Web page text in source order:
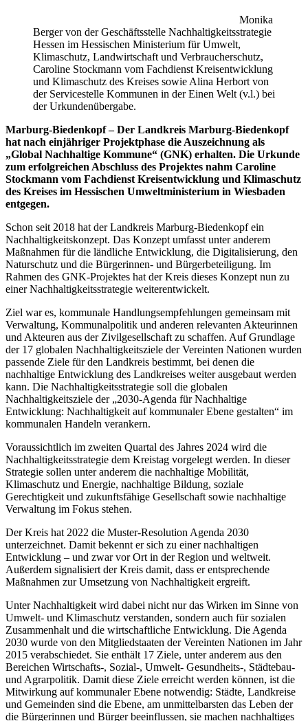
Monika
Berger von der Geschäftsstelle Nachhaltigkeitsstrategie
Hessen im Hessischen Ministerium für Umwelt,
Klimaschutz, Landwirtschaft und Verbraucherschutz,
Caroline Stockmann vom Fachdienst Kreisentwicklung
und Klimaschutz des Kreises sowie Alina Herbort von
der Servicestelle Kommunen in der Einen Welt (v.l.) bei
der Urkundenübergabe.
Marburg-Biedenkopf – Der Landkreis Marburg-Biedenkopf
hat nach einjähriger Projektphase die Auszeichnung als
„Global Nachhaltige Kommune“ (GNK) erhalten. Die Urkunde
zum erfolgreichen Abschluss des Projektes nahm Caroline
Stockmann vom Fachdienst Kreisentwicklung und Klimaschutz
des Kreises im Hessischen Umweltministerium in Wiesbaden
entgegen.
Schon seit 2018 hat der Landkreis Marburg-Biedenkopf ein
Nachhaltigkeitskonzept. Das Konzept umfasst unter anderem
Maßnahmen für die ländliche Entwicklung, die Digitalisierung, den
Naturschutz und die Bürgerinnen- und Bürgerbeteiligung. Im
Rahmen des GNK-Projektes hat der Kreis dieses Konzept nun zu
einer Nachhaltigkeitsstrategie weiterentwickelt.
Ziel war es, kommunale Handlungsempfehlungen gemeinsam mit
Verwaltung, Kommunalpolitik und anderen relevanten Akteurinnen
und Akteuren aus der Zivilgesellschaft zu schaffen. Auf Grundlage
der 17 globalen Nachhaltigkeitsziele der Vereinten Nationen wurden
passende Ziele für den Landkreis bestimmt, bei denen die
nachhaltige Entwicklung des Landkreises weiter ausgebaut werden
kann. Die Nachhaltigkeitsstrategie soll die globalen
Nachhaltigkeitsziele der „2030‑Agenda für Nachhaltige
Entwicklung: Nachhaltigkeit auf kommunaler Ebene gestalten“ im
kommunalen Handeln verankern.
Voraussichtlich im zweiten Quartal des Jahres 2024 wird die
Nachhaltigkeitsstrategie dem Kreistag vorgelegt werden. In dieser
Strategie sollen unter anderem die nachhaltige Mobilität,
Klimaschutz und Energie, nachhaltige Bildung, soziale
Gerechtigkeit und zukunftsfähige Gesellschaft sowie nachhaltige
Verwaltung im Fokus stehen.
Der Kreis hat 2022 die Muster-Resolution Agenda 2030
unterzeichnet. Damit bekennt er sich zu einer nachhaltigen
Entwicklung – und zwar vor Ort in der Region und weltweit.
Außerdem signalisiert der Kreis damit, dass er entsprechende
Maßnahmen zur Umsetzung von Nachhaltigkeit ergreift.
Unter Nachhaltigkeit wird dabei nicht nur das Wirken im Sinne von
Umwelt- und Klimaschutz verstanden, sondern auch für sozialen
Zusammenhalt und die wirtschaftliche Entwicklung. Die Agenda
2030 wurde von den Mitgliedstaaten der Vereinten Nationen im Jahr
2015 verabschiedet. Sie enthält 17 Ziele, unter anderem aus den
Bereichen Wirtschafts-, Sozial-, Umwelt- Gesundheits-, Städtebau-
und Agrarpolitik. Damit diese Ziele erreicht werden können, ist die
Mitwirkung auf kommunaler Ebene notwendig: Städte, Landkreise
und Gemeinden sind die Ebene, am unmittelbarsten das Leben der
die Bürgerinnen und Bürger beeinflussen, sie machen nachhaltiges